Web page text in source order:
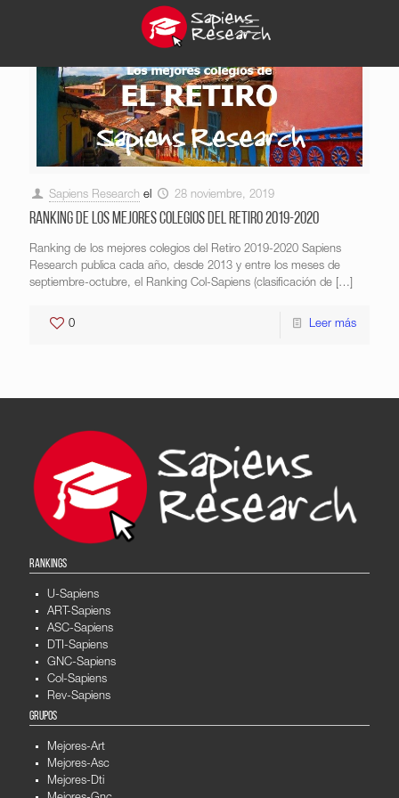
Sapiens Research el 28 noviembre, 2019
Ranking de los mejores colegios del Retiro 2019-2020
Ranking de los mejores colegios del Retiro 2019-2020 Sapiens
Research publica cada año, desde 2013 y entre los meses de
septiembre-octubre, el Ranking Col-Sapiens (clasificación de […]
0 Leer más
RANKINGS
U-Sapiens
ART-Sapiens
ASC-Sapiens
DTI-Sapiens
GNC-Sapiens
Col-Sapiens
Rev-Sapiens
GRUPOS
Mejores-Art
Mejores-Asc
Mejores-Dti